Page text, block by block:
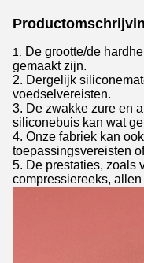
1.
De grootte/de
gemaakt zijn.
2. Dergelijk
voedselvereisten.
3. De zwakke zure en
siliconebuis kan wat
4. Onze fabriek kan
toepassingsvereisten
5. De prestaties, zoals
compressiereeks,